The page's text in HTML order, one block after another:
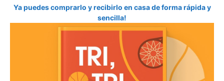
Ya puedes comprarlo y recibirlo en casa de forma rápida y
sencilla!